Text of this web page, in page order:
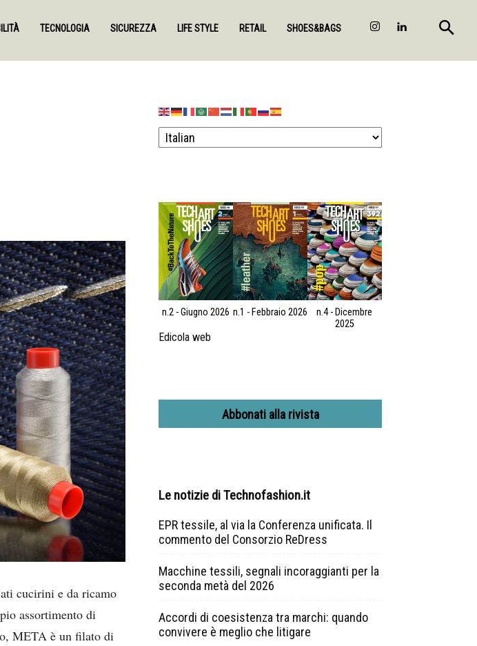
TECNOLOGIA SICUREZZA LIFE STYLE RETAIL SHOES&BAGS
cucirini e da ricamo
assortimento di
META è un filato di
n.2 - Giugno 2026 n.1 - Febbraio 2026
n.4 - Dicembre
2025
Edicola web
Abbonati alla rivista
Le notizie di Technofashion.it
EPR tessile, al via la Conferenza unificata. Il
commento del Consorzio ReDress
Macchine tessili, segnali incoraggianti per la
seconda metà del 2026
Accordi di coesistenza tra marchi: quando
convivere è meglio che litigare